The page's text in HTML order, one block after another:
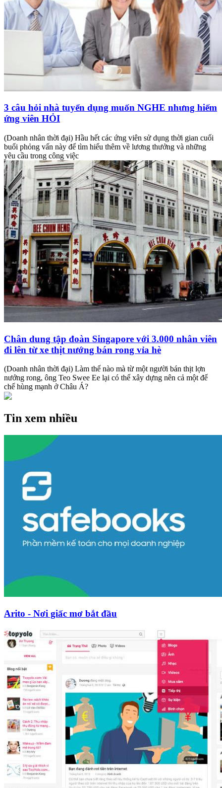
3 câu hỏi nhà tuyển dụng muốn NGHE nhưng hiếm
ứng viên HỎI
(Doanh nhân thời đại) Hầu hết các ứng viên sử dụng thời gian cuối
buổi phỏng vấn này để tìm hiểu thêm về lương thưởng và những
yêu cầu trong công việc
Chân dung tập đoàn Singapore với 3.000 nhân viên
đi lên từ xe thịt nướng bán rong vỉa hè
(Doanh nhân thời đại) Làm thế nào mà từ một người bán thịt lợn
nướng rong, ông Teo Swee Ee lại có thể xây dựng nên cả một đế
chế hùng mạnh ở Châu Á?
Tin xem nhiều
Arito - Nơi giấc mơ bắt đầu